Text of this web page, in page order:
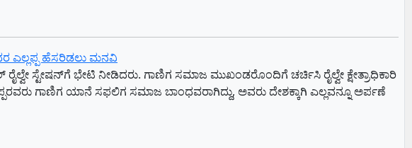
ಎಲ್ಲಪ್ಪ ಹೆಸರಿಡಲು ಮನವಿ
ಸ್ಟೇಷನ್‌ಗೆ ಭೇಟಿ ನೀಡಿದರು. ಗಾಣಿಗ ಸಮಾಜ ಮುಖಂಡರೊಂದಿಗೆ ಚರ್ಚಿಸಿ ರೈಲ್ವೇ ಕ್ಷೇತ್ರಾಧಿಕಾರಿ
ಗಾಣಿಗ ಯಾನೆ ಸಫಲಿಗ ಸಮಾಜ ಬಾಂಧವರಾಗಿದ್ದು, ಅವರು ದೇಶಕ್ಕಾಗಿ ಎಲ್ಲವನ್ನೂ ಅರ್ಪಣೆ